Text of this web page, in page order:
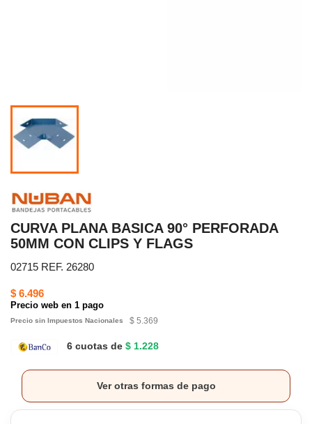
CURVA PLANA BASICA 90° PERFORADA
50MM CON CLIPS Y FLAGS
02715 REF. 26280
$ 6.496
Precio web en 1 pago
Precio sin Impuestos Nacionales $ 5.369
6 cuotas de $ 1.228
Ver otras formas de pago